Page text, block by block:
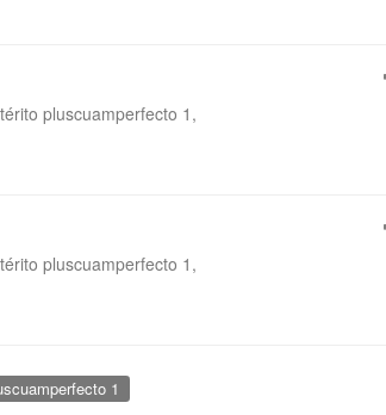
pluscuamperfecto 1,
pluscuamperfecto 1,
1